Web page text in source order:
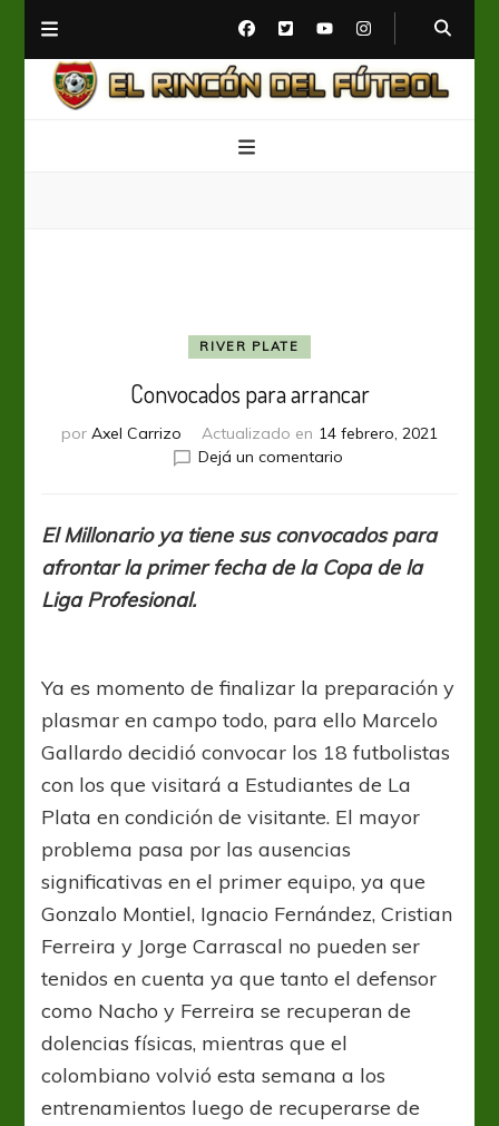
RIVER PLATE
Convocados para arrancar
por Axel Carrizo Actualizado en 14 febrero, 2021
Dejá un comentarioen
arrancar
El Millonario ya tiene sus convocados para
afrontar la primer fecha de la Copa de la
Liga Profesional.
Ya es momento de finalizar la preparación y
plasmar en campo todo, para ello Marcelo
Gallardo decidió convocar los 18 futbolistas
con los que visitará a Estudiantes de La
Plata en condición de visitante. El mayor
problema pasa por las ausencias
significativas en el primer equipo, ya que
Gonzalo Montiel, Ignacio Fernández, Cristian
Ferreira y Jorge Carrascal no pueden ser
tenidos en cuenta ya que tanto el defensor
como Nacho y Ferreira se recuperan de
dolencias físicas, mientras que el
colombiano volvió esta semana a los
entrenamientos luego de recuperarse de